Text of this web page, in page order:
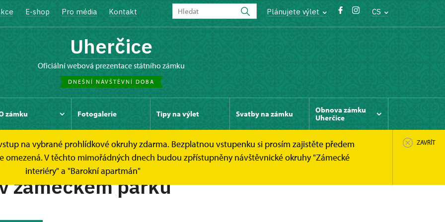
E-shop Pro média Kontakt Plánujete výlet CS
Uherčice
oficiální webová prezentace státního zámku
DNEŠNÍ NÁVŠTĚVNÍ DOBA
zámku Fotogalerie Tipy na výlet Svatby na zámku
Obnova zámku
Uherčice
na vybrané prohlídkové okruhy zdarma. Bezplatnou vstupenku si prosím zajistěte předem
V těchto mimořádných dnech budou zpřístupněny návštěvnické okruhy "Zámecké
interiéry" a "Barokní apartmán"
ZAVŘÍT
Páté zastavení
zámeckém parku